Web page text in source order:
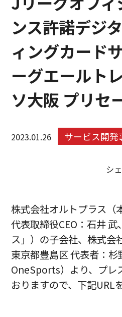
ンス許諾デジ
ィングカード
ーグエールト
ソ大阪 プリセ
2023.01.26 サービス開発
シ
株式会社オルトプラス（
代表取締役CEO：石井
ス」）の子会社、株式会
東京都豊島区 代表者：杉
OneSports）より、プレ
おりますので、下記URL